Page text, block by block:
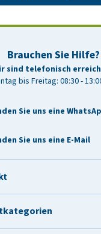
Brauchen Sie Hilfe?
sind telefonisch
bis Freitag: 08:30 -
Sie uns eine
Sie uns eine E-Mail